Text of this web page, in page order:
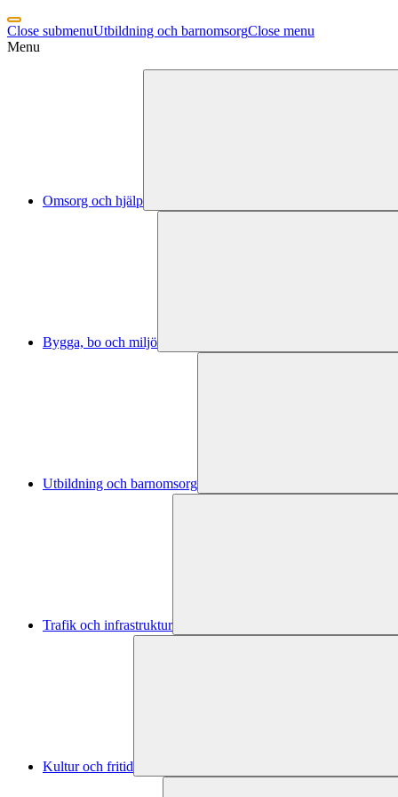
Close submenuUtbildning och barnomsorgClose menu
Menu
Omsorg och hjälp
Bygga, bo och miljö
Utbildning och barnomsorg
Trafik och infrastruktur
Kultur och fritid